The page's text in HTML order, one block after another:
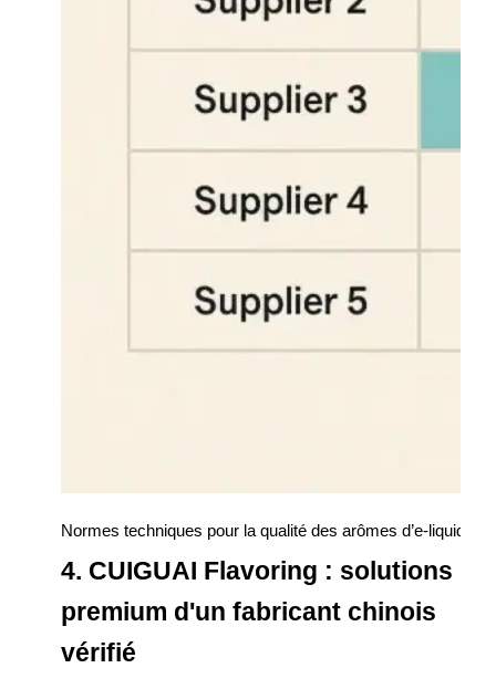
Normes techniques pour la qualité des arômes d’e-liquides
4. CUIGUAI Flavoring : solutions
premium d'un fabricant chinois
vérifié